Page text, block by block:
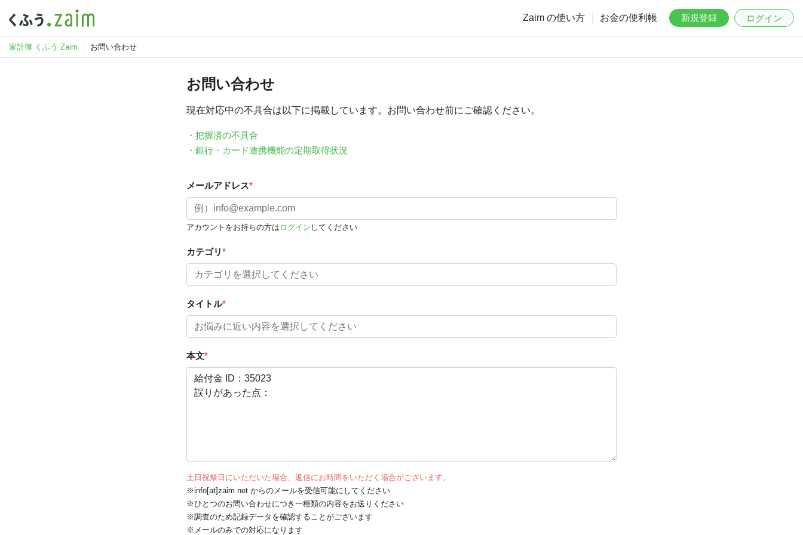
Zaim の使い方 お金の便利帳 新規登録 ログイン
家計簿 くふう Zaim お問い合わせ
お問い合わせ
現在対応中の不具合は以下に掲載しています。お問い合わせ前にご確認ください。
・把握済の不具合
・銀行・カード連携機能の定期取得状況
メールアドレス*
アカウントをお持ちの方は ログイン してください
カテゴリ*
タイトル*
本文*
土日祝祭日にいただいた場合、返信にお時間をいただく場合がございます。
※info[at]zaim.net からのメールを受信可能にしてください
※ひとつのお問い合わせにつき一種類の内容をお送りください
※調査のため記録データを確認することがございます
※メールのみでの対応になります